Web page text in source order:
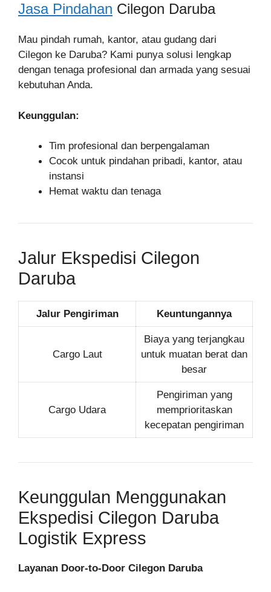
Jasa Pindahan Cilegon Daruba
Mau pindah rumah, kantor, atau gudang dari
Cilegon ke Daruba? Kami punya solusi lengkap
dengan tenaga profesional dan armada yang sesuai
kebutuhan Anda.
Keunggulan:
Tim profesional dan berpengalaman
Cocok untuk pindahan pribadi, kantor, atau
instansi
Hemat waktu dan tenaga
Jalur Ekspedisi Cilegon
Daruba
Jalur Pengiriman Keuntungannya
Cargo Laut
Biaya yang terjangkau
untuk muatan berat dan
besar
Cargo Udara
Pengiriman yang
memprioritaskan
kecepatan pengiriman
Keunggulan Menggunakan
Ekspedisi Cilegon Daruba
Logistik Express
Layanan Door-to-Door Cilegon Daruba